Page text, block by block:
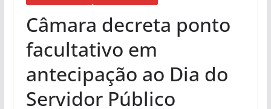
Câmara decreta ponto
facultativo em
antecipação ao Dia do
Servidor Público